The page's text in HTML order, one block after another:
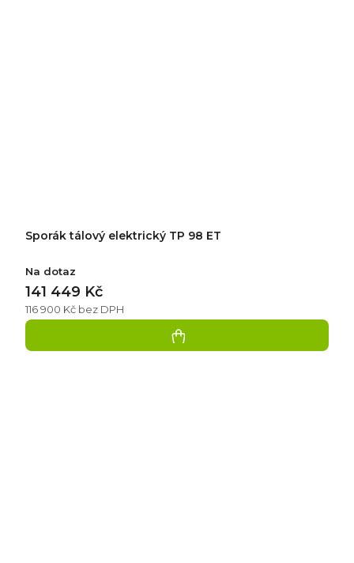
Sporák tálový elektrický TP 98 ET
Na dotaz
116 900 Kč bez DPH
141 449 Kč